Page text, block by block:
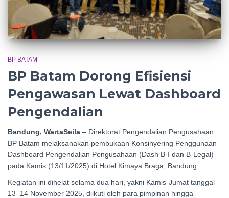
BP BATAM
BP Batam Dorong Efisiensi
Pengawasan Lewat Dashboard
Pengendalian
Bandung, WartaSeila – Direktorat Pengendalian Pengusahaan
BP Batam melaksanakan pembukaan Konsinyering Penggunaan
Dashboard Pengendalian Pengusahaan (Dash B-I dan B-Legal)
pada Kamis (13/11/2025) di Hotel Kimaya Braga, Bandung.
Kegiatan ini dihelat selama dua hari, yakni Kamis-Jumat tanggal
13–14 November 2025, diikuti oleh para pimpinan hingga